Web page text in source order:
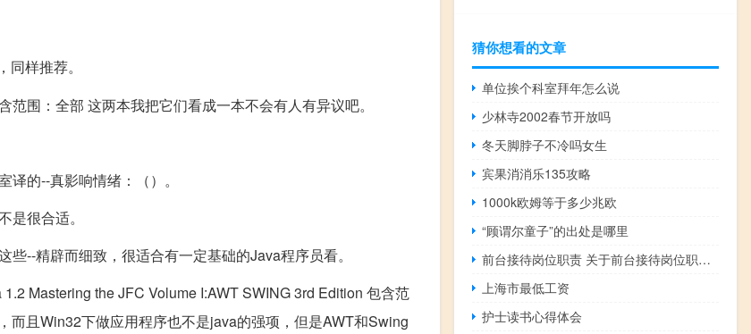
，同样推荐。
围：全部 这两本我把它们看成一本不会有人有异议吧。
的--真影响情绪：（）。
很合适。
--精辟而细致，很适合有一定基础的Java程序员看。
Mastering the JFC Volume I:AWT SWING 3rd Edition 包含范
且Win32下做应用程序也不是java的强项，但是AWT和Swing
猜你想看的文章
单位挨个科室拜年怎么说
少林寺2002春节开放吗
冬天脚脖子不冷吗女生
宾果消消乐135攻略
1000k欧姆等于多少兆欧
“顾谓尔童子”的出处是哪里
前台接待岗位职责 关于前台接待岗位职责的介绍
上海市最低工资
护士读书心得体会